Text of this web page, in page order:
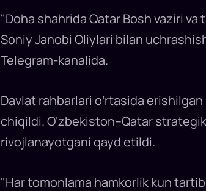
"Doha shahrida Qatar Bosh vaziri
Soniy Janobi Oliylari bilan
Telegram-kanalida.
Davlat rahbarlari o‘rtasida
chiqildi. O‘zbekiston–Qatar
rivojlanayotgani qayd etildi.
"Har tomonlama hamkorlik kun